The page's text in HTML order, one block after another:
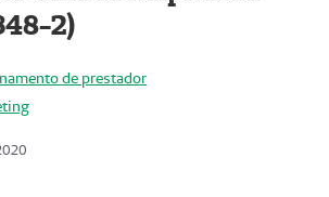
2)
de prestador